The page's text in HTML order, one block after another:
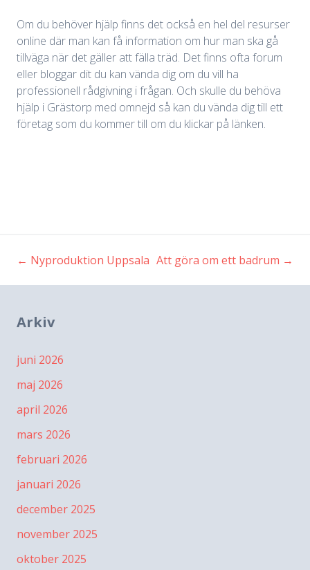
Om du behöver hjälp finns det också en hel del resurser
online där man kan få information om hur man ska gå
tillväga när det gäller att fälla träd. Det finns ofta forum
eller bloggar dit du kan vända dig om du vill ha
professionell rådgivning i frågan. Och skulle du behöva
hjälp i Grästorp med omnejd så kan du vända dig till ett
företag som du kommer till om du klickar på länken.
Inläggsnavigering
← Nyproduktion Uppsala Att göra om ett badrum →
Arkiv
juni 2026
maj 2026
april 2026
mars 2026
februari 2026
januari 2026
december 2025
november 2025
oktober 2025